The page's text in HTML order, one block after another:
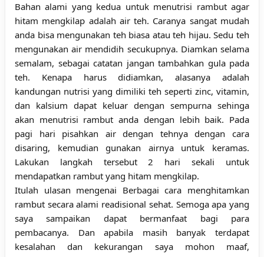
Bahan alami yang kedua untuk menutrisi rambut agar
hitam mengkilap adalah air teh. Caranya sangat mudah
anda bisa mengunakan teh biasa atau teh hijau. Sedu teh
mengunakan air mendidih secukupnya. Diamkan selama
semalam, sebagai catatan jangan tambahkan gula pada
teh. Kenapa harus didiamkan, alasanya adalah
kandungan nutrisi yang dimiliki teh seperti zinc, vitamin,
dan kalsium dapat keluar dengan sempurna sehinga
akan menutrisi rambut anda dengan lebih baik. Pada
pagi hari pisahkan air dengan tehnya dengan cara
disaring, kemudian gunakan airnya untuk keramas.
Lakukan langkah tersebut 2 hari sekali untuk
mendapatkan rambut yang hitam mengkilap.
Itulah ulasan mengenai Berbagai cara menghitamkan
rambut secara alami readisional sehat. Semoga apa yang
saya sampaikan dapat bermanfaat bagi para
pembacanya. Dan apabila masih banyak terdapat
kesalahan dan kekurangan saya mohon maaf,